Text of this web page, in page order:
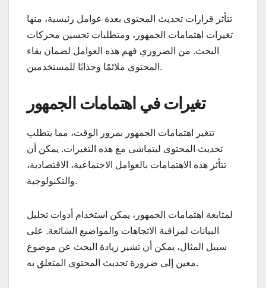
تتأثر قرارات تحديث المحتوى بعدة عوامل رئيسية، منها
تغيرات اهتمامات الجمهور، ومتطلبات تحسين محركات
البحث. من الضروري فهم هذه العوامل لضمان بقاء
المحتوى ملائمًا وجذابًا للمستخدمين.
تغيرات في اهتمامات الجمهور
تتغير اهتمامات الجمهور بمرور الوقت، مما يتطلب
تحديث المحتوى ليتماشى مع هذه التغيرات. يمكن أن
تتأثر هذه الاهتمامات بالعوامل الاجتماعية، الاقتصادية،
والتكنولوجية.
لمتابعة اهتمامات الجمهور، يمكن استخدام أدوات تحليل
البيانات لمراقبة الاتجاهات والمواضيع الشائعة. على
سبيل المثال، يمكن أن تشير زيادة البحث عن موضوع
معين إلى ضرورة تحديث المحتوى المتعلق به.